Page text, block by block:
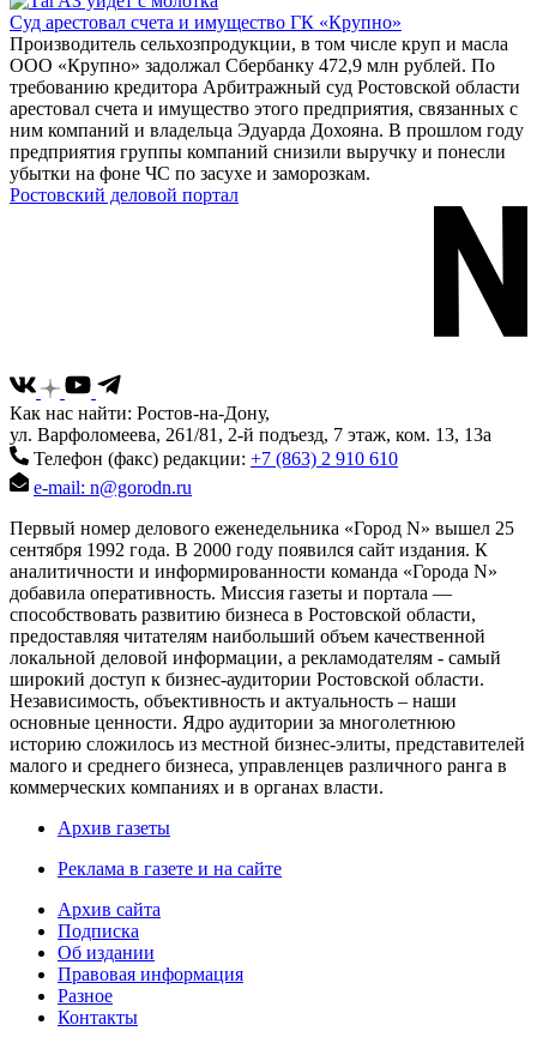
Суд арестовал счета и имущество ГК «Крупно»
Производитель сельхозпродукции, в том числе круп и масла
ООО «Крупно» задолжал Сбербанку 472,9 млн рублей. По
требованию кредитора Арбитражный суд Ростовской области
арестовал счета и имущество этого предприятия, связанных с
ним компаний и владельца Эдуарда Дохояна. В прошлом году
предприятия группы компаний снизили выручку и понесли
убытки на фоне ЧС по засухе и заморозкам.
Ростовский деловой портал
Как нас найти: Ростов-на-Дону,
ул. Варфоломеева, 261/81, 2-й подъезд, 7 этаж, ком. 13, 13а
Телефон (факс) редакции: +7 (863) 2 910 610
e-mail: n@gorodn.ru
Первый номер делового еженедельника «Город N» вышел 25
сентября 1992 года. В 2000 году появился сайт издания. К
аналитичности и информированности команда «Города N»
добавила оперативность. Миссия газеты и портала —
способствовать развитию бизнеса в Ростовской области,
предоставляя читателям наибольший объем качественной
локальной деловой информации, а рекламодателям - самый
широкий доступ к бизнес-аудитории Ростовской области.
Независимость, объективность и актуальность – наши
основные ценности. Ядро аудитории за многолетнюю
историю сложилось из местной бизнес-элиты, представителей
малого и среднего бизнеса, управленцев различного ранга в
коммерческих компаниях и в органах власти.
Архив газеты
Реклама в газете и на сайте
Архив сайта
Подписка
Об издании
Правовая информация
Разное
Контакты